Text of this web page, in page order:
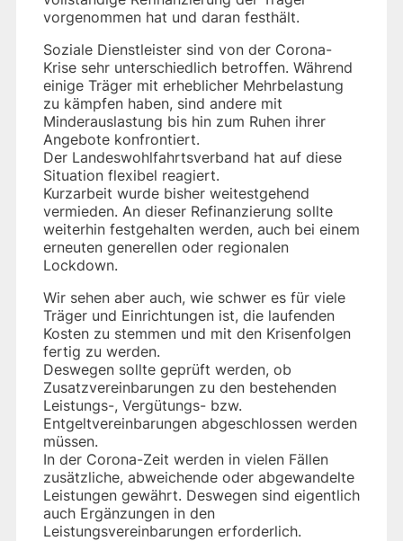
vorgenommen hat und daran festhält.
Soziale Dienstleister sind von der Corona-
Krise sehr unterschiedlich betroffen. Während
einige Träger mit erheblicher Mehrbelastung
zu kämpfen haben, sind andere mit
Minderauslastung bis hin zum Ruhen ihrer
Angebote konfrontiert.
Der Landeswohlfahrtsverband hat auf diese
Situation flexibel reagiert.
Kurzarbeit wurde bisher weitestgehend
vermieden. An dieser Refinanzierung sollte
weiterhin festgehalten werden, auch bei einem
erneuten generellen oder regionalen
Lockdown.
Wir sehen aber auch, wie schwer es für viele
Träger und Einrichtungen ist, die laufenden
Kosten zu stemmen und mit den Krisenfolgen
fertig zu werden.
Deswegen sollte geprüft werden, ob
Zusatzvereinbarungen zu den bestehenden
Leistungs-, Vergütungs- bzw.
Entgeltvereinbarungen abgeschlossen werden
müssen.
In der Corona-Zeit werden in vielen Fällen
zusätzliche, abweichende oder abgewandelte
Leistungen gewährt. Deswegen sind eigentlich
auch Ergänzungen in den
Leistungsvereinbarungen erforderlich.